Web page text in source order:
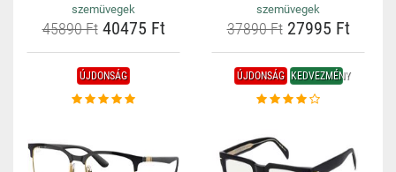
szemüvegek
45890 Ft40475 Ft
szemüvegek
37890 Ft27995 Ft
ÚJDONSÁG ÚJDONSÁG KEDVEZMÉNY